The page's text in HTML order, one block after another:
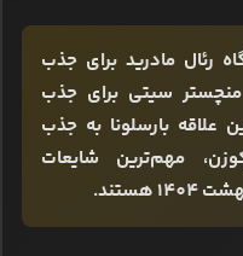
رئال مادرید برای جذب
منچستر سیتی برای جذب
علاقه بارسلونا به جذب
مهم‌ترین شایعات